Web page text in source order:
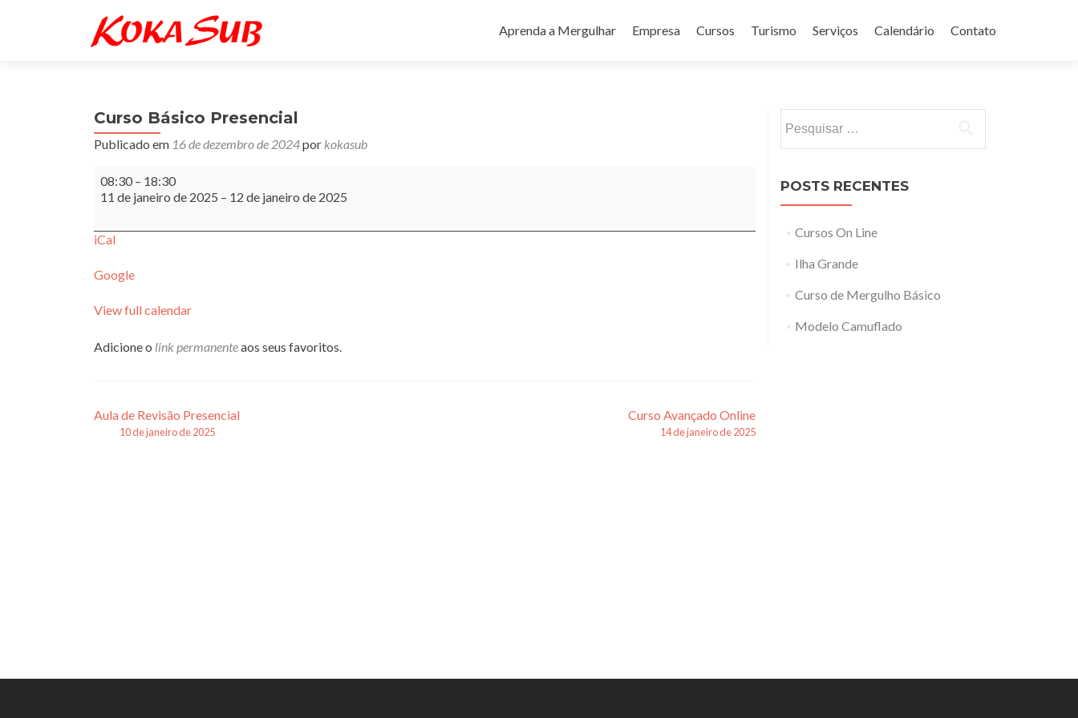
para
Aprenda a Mergulhar Empresa Cursos Turismo Serviços Calendário Contato
Curso Básico Presencial
Publicado em 16 de dezembro de 2024por kokasub
Curso
Básico
Presencial
08:30 – 18:30
11 de janeiro de 2025 – 12 de janeiro de 2025
iCal
Google
View full calendar
Adicione o link permanenteaos seus favoritos.
Navegação
Aula de Revisão Presencial
10 de janeiro de 2025
Curso Avançado Online
14 de janeiro de 2025
por:
POSTS RECENTES
Cursos On Line
Ilha Grande
Curso de Mergulho Básico
Modelo Camuflado